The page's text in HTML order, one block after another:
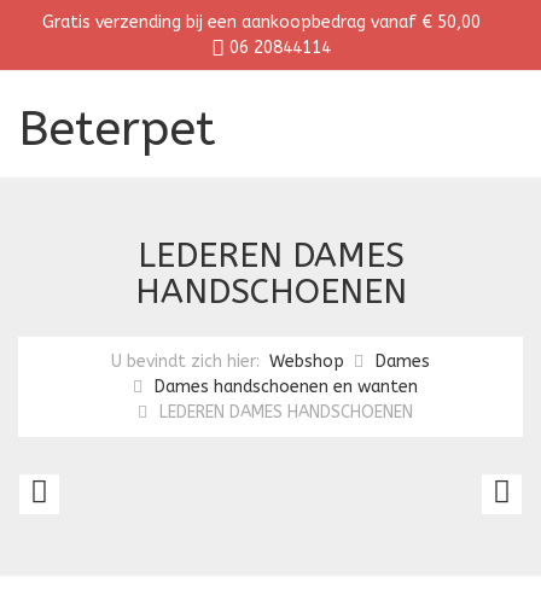
Gratis verzending bij een aankoopbedrag vanaf € 50,00
06 20844114
Beterpet
LEDEREN DAMES
HANDSCHOENEN
U bevindt zich hier: Webshop
Dames
Dames handschoenen en wanten
LEDEREN DAMES HANDSCHOENEN